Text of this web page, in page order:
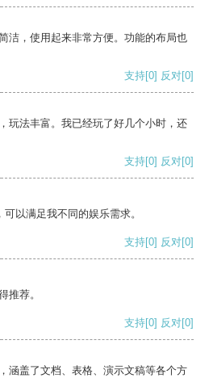
洁，使用起来非常方便。功能的布局也
支持[0] 反对[0]
玩法丰富。我已经玩了好几个小时，还
支持[0] 反对[0]
以满足我不同的娱乐需求。
支持[0] 反对[0]
推荐。
支持[0] 反对[0]
涵盖了文档、表格、演示文稿等各个方